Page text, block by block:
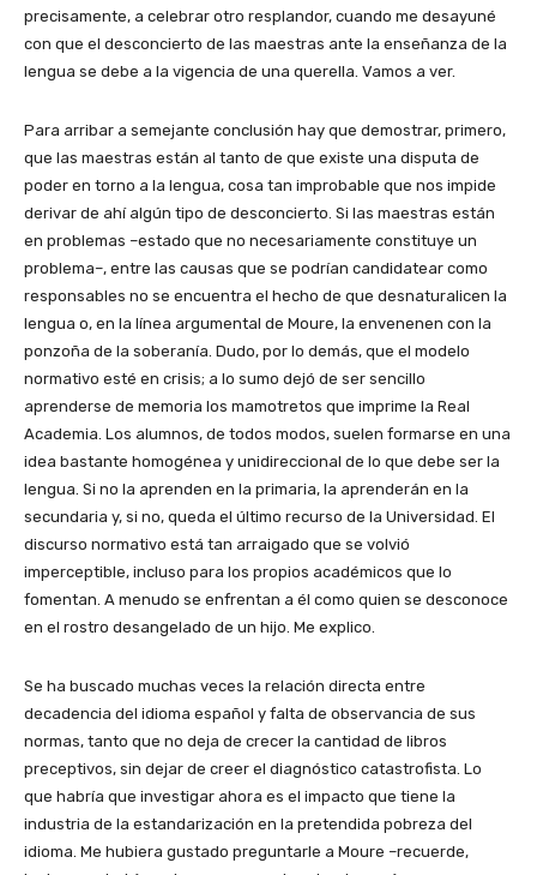
precisamente, a celebrar otro resplandor, cuando me desayuné
con que el desconcierto de las maestras ante la enseñanza de la
lengua se debe a la vigencia de una querella. Vamos a ver.
Para arribar a semejante conclusión hay que demostrar, primero,
que las maestras están al tanto de que existe una disputa de
poder en torno a la lengua, cosa tan improbable que nos impide
derivar de ahí algún tipo de desconcierto. Si las maestras están
en problemas –estado que no necesariamente constituye un
problema–, entre las causas que se podrían candidatear como
responsables no se encuentra el hecho de que desnaturalicen la
lengua o, en la línea argumental de Moure, la envenenen con la
ponzoña de la soberanía. Dudo, por lo demás, que el modelo
normativo esté en crisis; a lo sumo dejó de ser sencillo
aprenderse de memoria los mamotretos que imprime la Real
Academia. Los alumnos, de todos modos, suelen formarse en una
idea bastante homogénea y unidireccional de lo que debe ser la
lengua. Si no la aprenden en la primaria, la aprenderán en la
secundaria y, si no, queda el último recurso de la Universidad. El
discurso normativo está tan arraigado que se volvió
imperceptible, incluso para los propios académicos que lo
fomentan. A menudo se enfrentan a él como quien se desconoce
en el rostro desangelado de un hijo. Me explico.
Se ha buscado muchas veces la relación directa entre
decadencia del idioma español y falta de observancia de sus
normas, tanto que no deja de crecer la cantidad de libros
preceptivos, sin dejar de creer el diagnóstico catastrofista. Lo
que habría que investigar ahora es el impacto que tiene la
industria de la estandarización en la pretendida pobreza del
idioma. Me hubiera gustado preguntarle a Moure –recuerde,